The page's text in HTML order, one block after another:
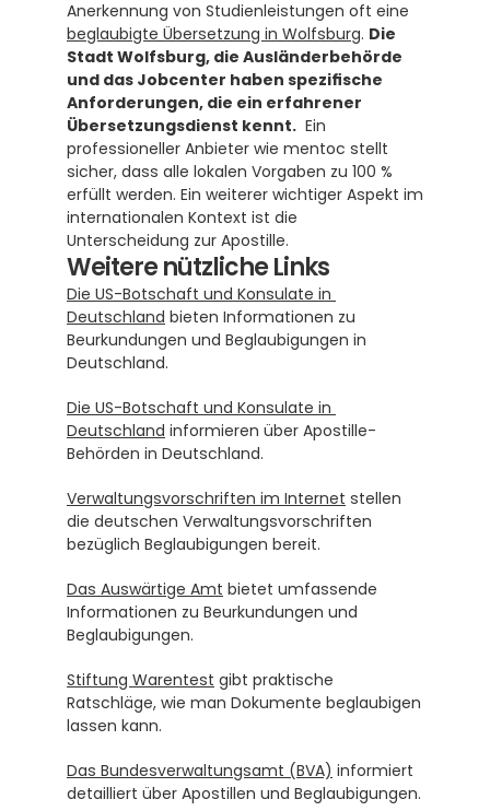
beglaubigte Übersetzung in Wolfsburg. Die
Stadt Wolfsburg, die Ausländerbehörde
und das Jobcenter haben spezifische
Anforderungen, die ein erfahrener
Übersetzungsdienst kennt.
  Ein
professioneller Anbieter wie mentoc stellt
sicher, dass alle lokalen Vorgaben zu 100 %
erfüllt werden. Ein weiterer wichtiger Aspekt im
internationalen Kontext ist die
Unterscheidung zur Apostille.
Weitere nützliche Links
Die US-Botschaft und Konsulate in
Deutschland bieten Informationen zu
Beurkundungen und Beglaubigungen in
Deutschland.
Die US-Botschaft und Konsulate in
Deutschland informieren über Apostille-
Behörden in Deutschland.
Verwaltungsvorschriften im Internet stellen
die deutschen Verwaltungsvorschriften
bezüglich Beglaubigungen bereit.
Das Auswärtige Amt bietet umfassende
Informationen zu Beurkundungen und
Beglaubigungen.
Stiftung Warentest gibt praktische
Ratschläge, wie man Dokumente beglaubigen
lassen kann.
Das Bundesverwaltungsamt (BVA) informiert
detailliert über Apostillen und Beglaubigungen.